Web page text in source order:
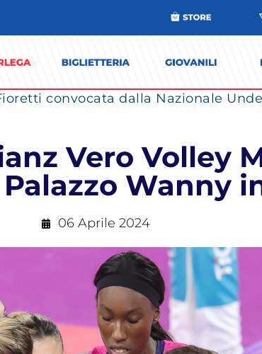
convocata dalla Nazionale
Vero Volley
Wanny
06 Aprile 2024